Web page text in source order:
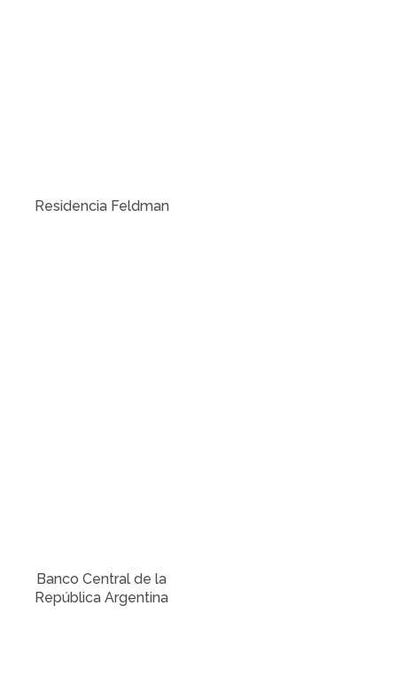
Residencia Feldman
Banco Central de la
República Argentina